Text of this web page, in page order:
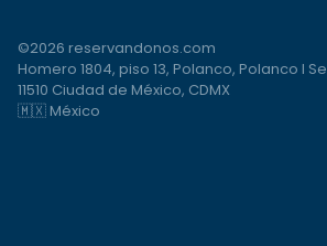
©2026 reservandonos.com
Homero 1804, piso 13, Polanco, Polanco I
11510 Ciudad de México, CDMX
🇲🇽 México